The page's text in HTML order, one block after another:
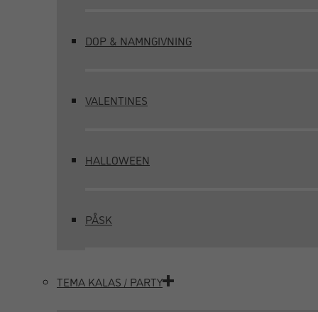
DOP & NAMNGIVNING
VALENTINES
HALLOWEEN
PÅSK
TEMA KALAS / PARTY